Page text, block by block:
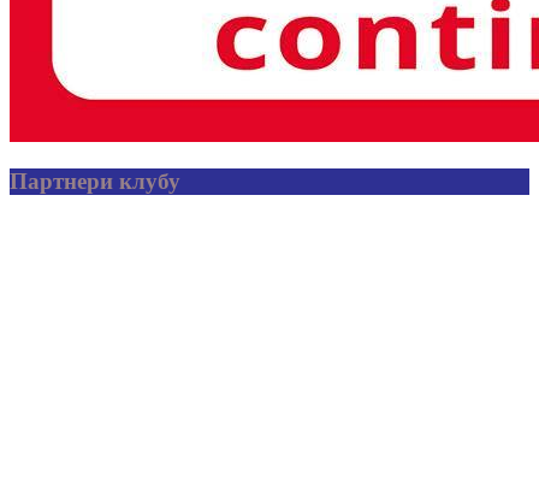
Партнери клубу